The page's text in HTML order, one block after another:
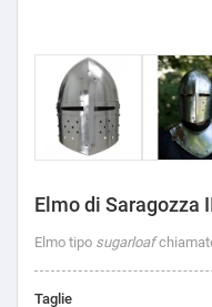
Elmo di Saragozza
Elmo tipo sugarloaf
Taglie